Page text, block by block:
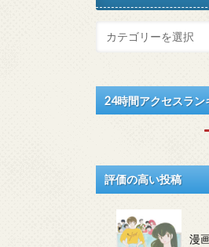
24時間アクセスラン
評価の高い投稿
漫